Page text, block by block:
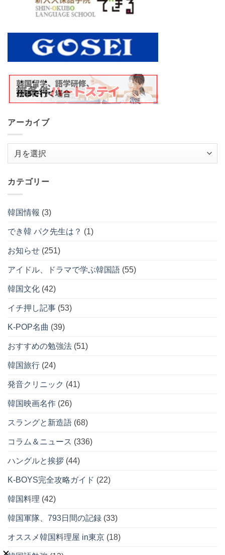
アーカイブ
イ
ブ
カテゴリー
韓国情報 (3)
でき韓 パク先生は？ (1)
お知らせ (251)
アイドル、ドラマで学ぶ韓国語 (55)
韓国文化 (42)
イチ押し記事 (53)
K-POP名曲 (39)
おすすめの勉強法 (51)
韓国旅行 (24)
発音クリニック (41)
韓国映画名作 (26)
スラングと新造語 (68)
コラム＆ニュース (336)
ハングルと挨拶 (44)
K-BOYS完全攻略ガイド (22)
韓国料理 (42)
韓国軍隊、793日間の記録 (33)
オススメ韓国料理屋 in東京 (18)